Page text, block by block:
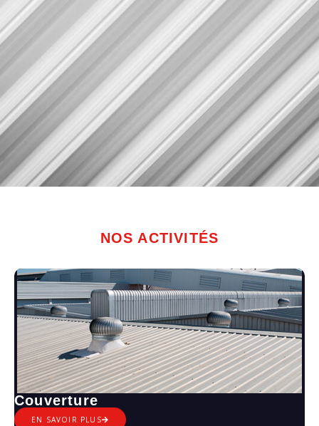
NOS ACTIVITÉS
Couverture
EN SAVOIR PLUS